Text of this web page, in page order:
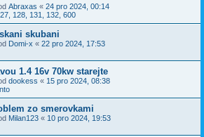
Abraxas « 24 pro 2024, 00:14
128, 131, 132, 600
skubani
Domi-x « 22 pro 2024, 17:53
1.4 16v 70kw starejte
dookess « 15 pro 2024, 08:38
zo smerovkami
Milan123 « 10 pro 2024, 19:53